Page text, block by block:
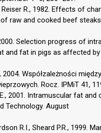
Reiser R., 1982. Effects of
raw and cooked beef
Selection progress of
and fat in pigs as affected
2004. Współzależności
Rocz. IPMiT 41,
2001. Intramuscular fat
Technology. August
R.I., Sheard P.R., 1999.